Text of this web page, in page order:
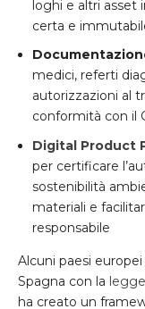
loghi e altri
certa e
medici, referti
autorizzazioni al
conformità con il
Digital Product
per certificare
sostenibilità
materiali e
responsabile
Alcuni paesi
Spagna con la
ha creato un